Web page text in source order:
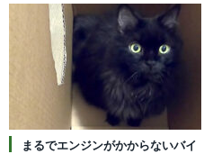
まるでエンジンがかからないバイ